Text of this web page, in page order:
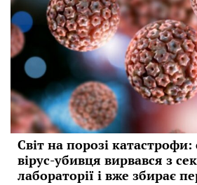
Світ на порозі
вірус-убивця вирвався з
лабораторії і вже збирає